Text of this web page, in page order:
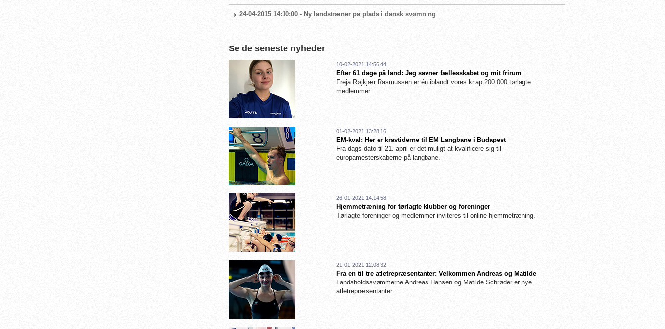
24-04-2015 14:10:00 - Ny landstræner på plads i dansk svømning
Se de seneste nyheder
10-02-2021 14:56:44
Efter 61 dage på land: Jeg savner fællesskabet og mit frirum
Freja Røjkjær Rasmussen er én iblandt vores knap 200.000 tørlagte
medlemmer.
01-02-2021 13:28:16
EM-kval: Her er kravtiderne til EM Langbane i Budapest
Fra dags dato til 21. april er det muligt at kvalificere sig til
europamesterskaberne på langbane.
26-01-2021 14:14:58
Hjemmetræning for tørlagte klubber og foreninger
Tørlagte foreninger og medlemmer inviteres til online hjemmetræning.
21-01-2021 12:08:32
Fra en til tre atletrepræsentanter: Velkommen Andreas og Matilde
Landsholdssvømmerne Andreas Hansen og Matilde Schrøder er nye
atletrepræsentanter.